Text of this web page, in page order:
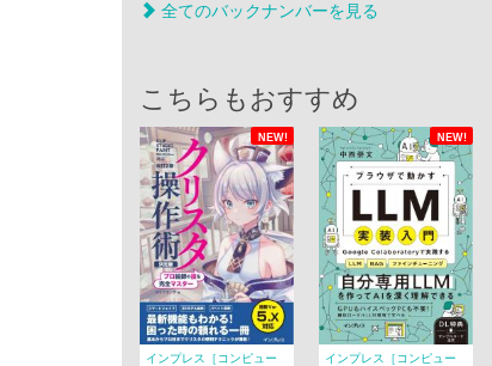
全てのバックナンバーを見る
こちらもおすすめ
NEW! NEW!
インプレス［コンピュー インプレス［コンピュー